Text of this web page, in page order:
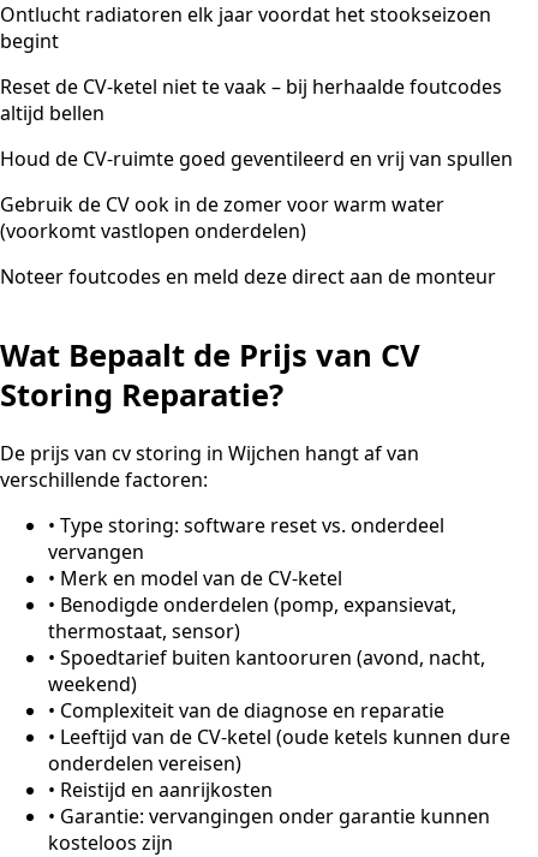
Ontlucht radiatoren elk jaar voordat het stookseizoen
begint
Reset de CV-ketel niet te vaak – bij herhaalde foutcodes
altijd bellen
Houd de CV-ruimte goed geventileerd en vrij van spullen
Gebruik de CV ook in de zomer voor warm water
(voorkomt vastlopen onderdelen)
Noteer foutcodes en meld deze direct aan de monteur
Wat Bepaalt de Prijs van CV
Storing Reparatie?
De prijs van cv storing in Wijchen hangt af van
verschillende factoren:
• Type storing: software reset vs. onderdeel
vervangen
• Merk en model van de CV-ketel
• Benodigde onderdelen (pomp, expansievat,
thermostaat, sensor)
• Spoedtarief buiten kantooruren (avond, nacht,
weekend)
• Complexiteit van de diagnose en reparatie
• Leeftijd van de CV-ketel (oude ketels kunnen dure
onderdelen vereisen)
• Reistijd en aanrijkosten
• Garantie: vervangingen onder garantie kunnen
kosteloos zijn